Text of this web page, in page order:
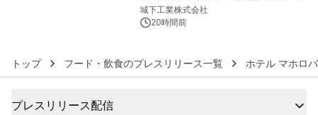
ーブル1本つなぐだけ、テレビの音が
ぐっと豊かに
城下工業株式会社
20時間前
トップ フード・飲食のプレスリリース一覧 ホテル マホロ
プレスリリース配信